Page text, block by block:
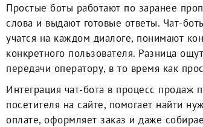
Простые боты работают по заранее
слова и выдают готовые ответы. Чат-
учатся на каждом диалоге, понимают
конкретного пользователя. Разница
передачи оператору, в то время как
Интеграция чат-бота в процесс продаж
посетителя на сайте, помогает найти
оплате, оформляет заказ и даже